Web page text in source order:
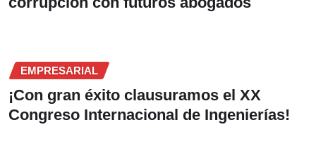
EMPRESARIAL
¡Con gran éxito clausuramos el XX
Congreso Internacional de Ingenierías!